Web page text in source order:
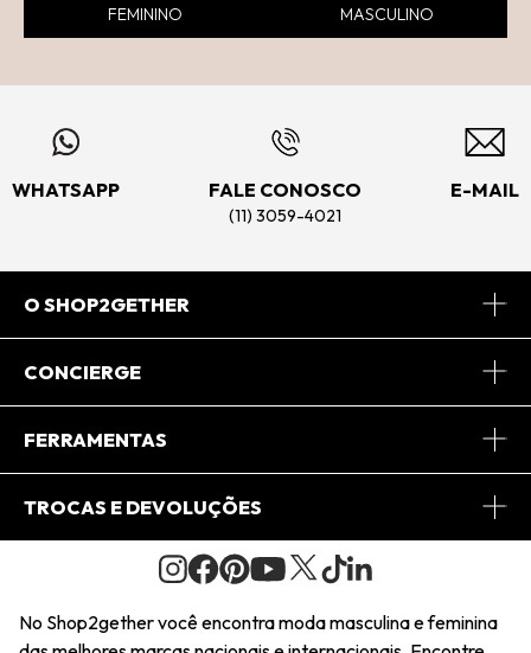
FEMININO MASCULINO
WHATSAPP FALE CONOSCO
(11) 3059-4021
E-MAIL
O SHOP2GETHER
Sobre Nós
Journal
CONCIERGE
Central de Relacionamento
Regulamento e Promoções
FERRAMENTAS
Minha Conta
Pedido de Presente
Wishlist
TROCAS E DEVOLUÇÕES
Condições Gerais
Troca Fácil
No Shop2gether você encontra moda masculina e feminina